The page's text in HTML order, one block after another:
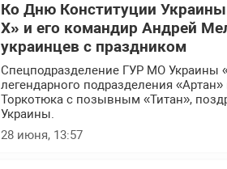
Ко Дню Конституции
Х» и его командир Андрей
украинцев с праздником
Спецподразделение ГУР МО Украины
легендарного подразделения
Торкотюка с позывным «Титан»,
Украины.
28 июня, 13:57